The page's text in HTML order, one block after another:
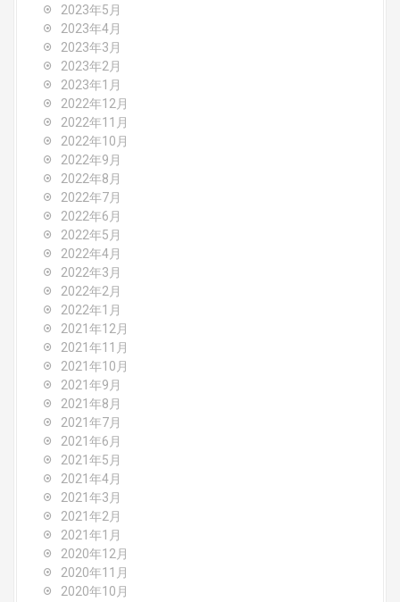
2023年5月
2023年4月
2023年3月
2023年2月
2023年1月
2022年12月
2022年11月
2022年10月
2022年9月
2022年8月
2022年7月
2022年6月
2022年5月
2022年4月
2022年3月
2022年2月
2022年1月
2021年12月
2021年11月
2021年10月
2021年9月
2021年8月
2021年7月
2021年6月
2021年5月
2021年4月
2021年3月
2021年2月
2021年1月
2020年12月
2020年11月
2020年10月